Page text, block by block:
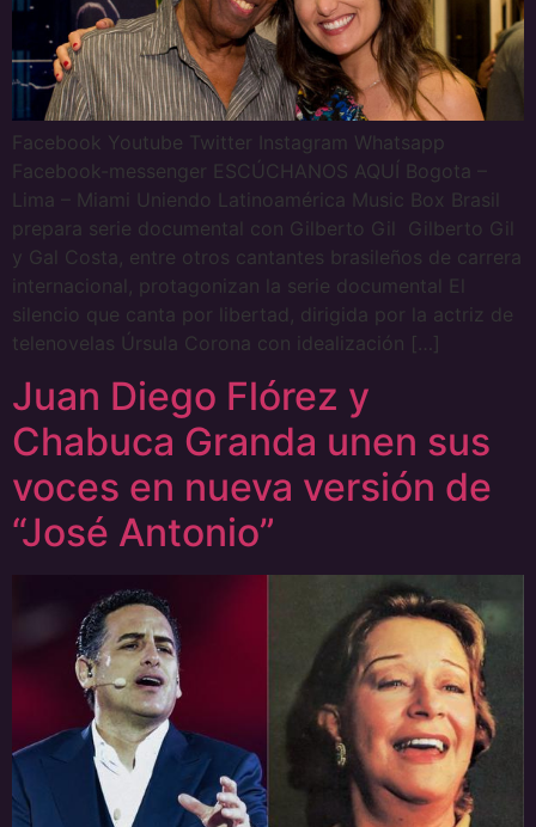
Facebook Youtube Twitter Instagram Whatsapp
Facebook-messenger ESCÚCHANOS AQUÍ Bogota –
Lima – Miami Uniendo Latinoamérica Music Box Brasil
prepara serie documental con Gilberto Gil Gilberto Gil
y Gal Costa, entre otros cantantes brasileños de carrera
internacional, protagonizan la serie documental El
silencio que canta por libertad, dirigida por la actriz de
telenovelas Úrsula Corona con idealización […]
Juan Diego Flórez y
Chabuca Granda unen sus
voces en nueva versión de
“José Antonio”